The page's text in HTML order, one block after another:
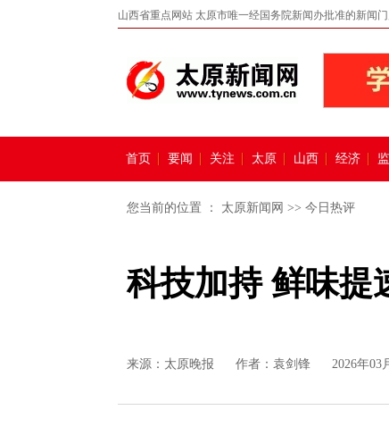
山西省重点网站 太原市唯一经国务院新闻办批准的新闻
首页 要闻 关注 太原 山西 经济
您当前的位置 ： 太原新闻网 >> 今日热评
科技加持 鲜味提
来源： 太原晚报 作者：袁剑锋 2026年03